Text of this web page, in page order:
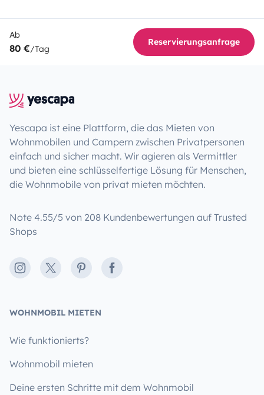
Ab
80 €/Tag
Reservierungsanfrage
Yescapa ist eine Plattform, die das Mieten von
Wohnmobilen und Campern zwischen Privatpersonen
einfach und sicher macht. Wir agieren als Vermittler
und bieten eine schlüsselfertige Lösung für Menschen,
die Wohnmobile von privat mieten möchten.
Note 4.55/5 von 208 Kundenbewertungen auf Trusted
Shops
Instagram
X PinterestFacebook
WOHNMOBIL MIETEN
Wie funktionierts?
Wohnmobil mieten
Deine ersten Schritte mit dem Wohnmobil